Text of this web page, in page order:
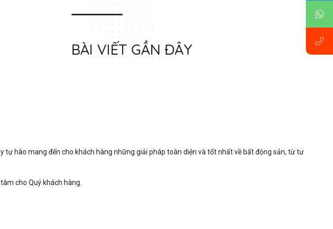
BÀI VIẾT GẦN ĐÂY
tự hào mang đến cho khách hàng những giải pháp toàn diện và tốt nhất về bất động sản, từ tư
cho Quý khách hàng.